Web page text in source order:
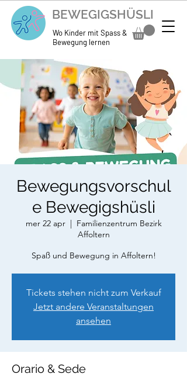
BEWEGIGSHÜSLI
Wo Kinder mit Spass &
Bewegung lernen
Bewegungsvorschul
e Bewegigshüsli
mer 22 apr
  |
Familienzentrum Bezirk
Affoltern
Spaß und Bewegung in Affoltern!
Tickets stehen nicht zum Verkauf
Jetzt andere Veranstaltungen
ansehen
Orario & Sede